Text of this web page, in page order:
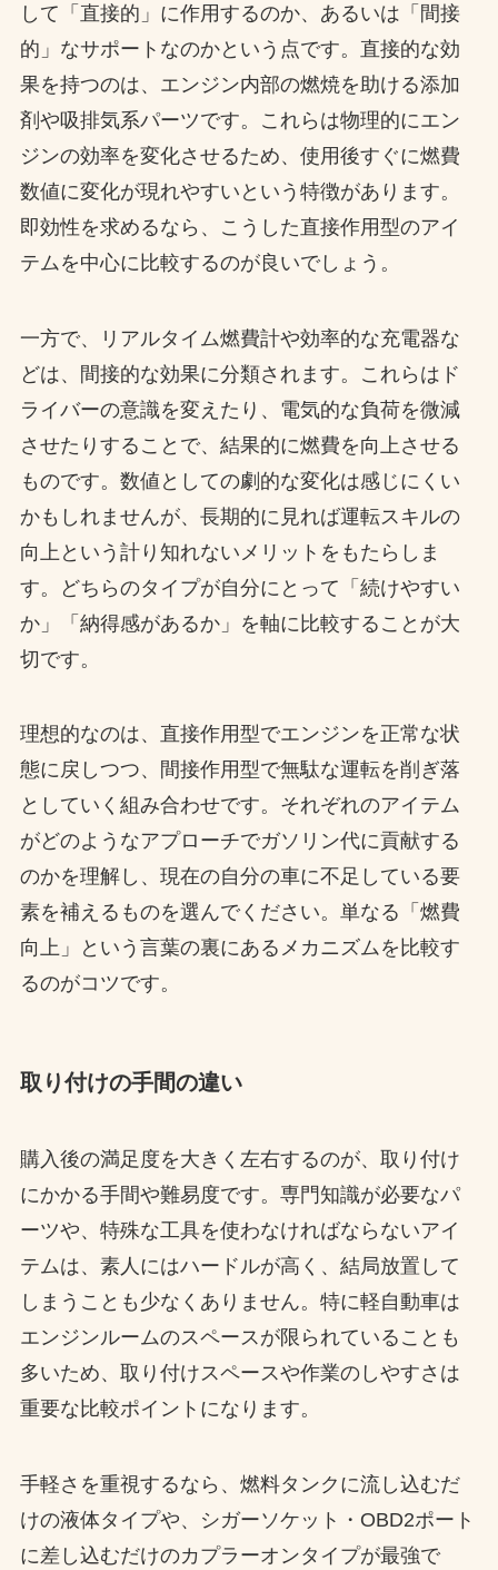
して「直接的」に作用するのか、あるいは「間接
的」なサポートなのかという点です。直接的な効
果を持つのは、エンジン内部の燃焼を助ける添加
剤や吸排気系パーツです。これらは物理的にエン
ジンの効率を変化させるため、使用後すぐに燃費
数値に変化が現れやすいという特徴があります。
即効性を求めるなら、こうした直接作用型のアイ
テムを中心に比較するのが良いでしょう。
一方で、リアルタイム燃費計や効率的な充電器な
どは、間接的な効果に分類されます。これらはド
ライバーの意識を変えたり、電気的な負荷を微減
させたりすることで、結果的に燃費を向上させる
ものです。数値としての劇的な変化は感じにくい
かもしれませんが、長期的に見れば運転スキルの
向上という計り知れないメリットをもたらしま
す。どちらのタイプが自分にとって「続けやすい
か」「納得感があるか」を軸に比較することが大
切です。
理想的なのは、直接作用型でエンジンを正常な状
態に戻しつつ、間接作用型で無駄な運転を削ぎ落
としていく組み合わせです。それぞれのアイテム
がどのようなアプローチでガソリン代に貢献する
のかを理解し、現在の自分の車に不足している要
素を補えるものを選んでください。単なる「燃費
向上」という言葉の裏にあるメカニズムを比較す
るのがコツです。
取り付けの手間の違い
購入後の満足度を大きく左右するのが、取り付け
にかかる手間や難易度です。専門知識が必要なパ
ーツや、特殊な工具を使わなければならないアイ
テムは、素人にはハードルが高く、結局放置して
しまうことも少なくありません。特に軽自動車は
エンジンルームのスペースが限られていることも
多いため、取り付けスペースや作業のしやすさは
重要な比較ポイントになります。
手軽さを重視するなら、燃料タンクに流し込むだ
けの液体タイプや、シガーソケット・OBD2ポート
に差し込むだけのカプラーオンタイプが最強で